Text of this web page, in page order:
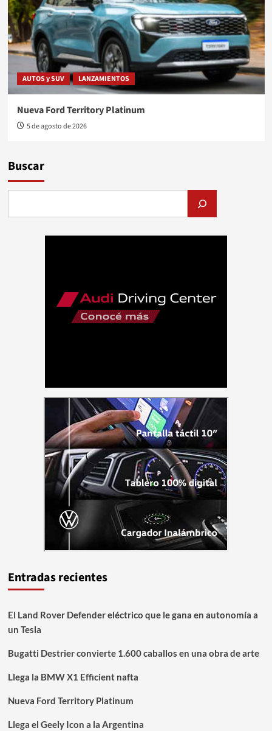
AUTOS y SUV LANZAMIENTOS
Nueva Ford Territory Platinum
5 de agosto de 2026
Buscar
Entradas recientes
El Land Rover Defender eléctrico que le gana en autonomía a
un Tesla
Bugatti Destrier convierte 1.600 caballos en una obra de arte
Llega la BMW X1 Efficient nafta
Nueva Ford Territory Platinum
Llega el Geely Icon a la Argentina